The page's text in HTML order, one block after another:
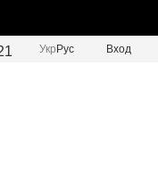
Укр Рус Вход